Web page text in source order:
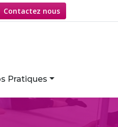
Contactez nous
Pratiques